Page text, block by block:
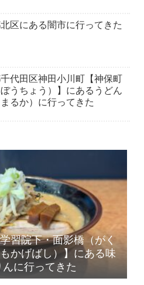
区にある闇市に行ってきた
代田区神田小川町【神保町
ぼうちょう）】にあるうどん
るか）に行ってきた
習院下・面影橋（がく
かげばし）】にある味
に行ってきた